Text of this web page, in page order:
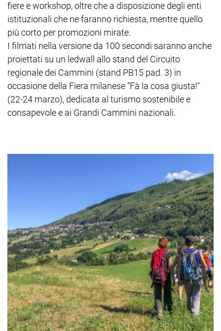
fiere e workshop, oltre che a disposizione degli enti
istituzionali che ne faranno richiesta, mentre quello
più corto per promozioni mirate.
I filmati nella versione da 100 secondi saranno anche
proiettati su un ledwall allo stand del Circuito
regionale dei Cammini (stand PB15 pad. 3) in
occasione della Fiera milanese “Fà la cosa giusta!"
(22-24 marzo), dedicata al turismo sostenibile e
consapevole e ai Grandi Cammini nazionali.